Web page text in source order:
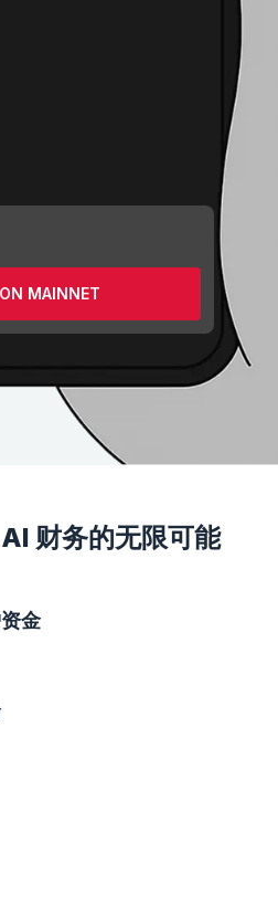
MAINNET
财务的无限可能
金